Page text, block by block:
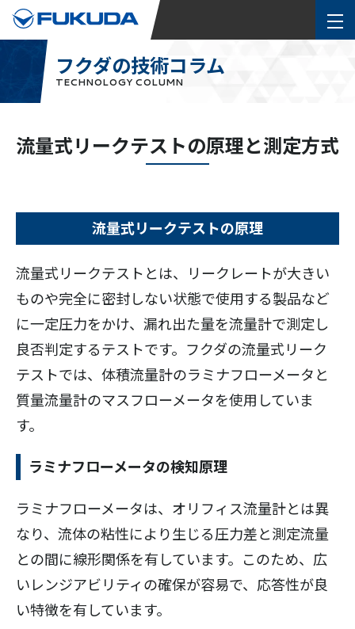
フクダの技術コラム
TECHNOLOGY COLUMN
流量式リークテストの原理と測定方式
流量式リークテストの原理
流量式リークテストとは、リークレートが大きい
ものや完全に密封しない状態で使用する製品など
に一定圧力をかけ、漏れ出た量を流量計で測定し
良否判定するテストです。フクダの流量式リーク
テストでは、体積流量計のラミナフローメータと
質量流量計のマスフローメータを使用していま
す。
ラミナフローメータの検知原理
ラミナフローメータは、オリフィス流量計とは異
なり、流体の粘性により生じる圧力差と測定流量
との間に線形関係を有しています。このため、広
いレンジアビリティの確保が容易で、応答性が良
い特徴を有しています。